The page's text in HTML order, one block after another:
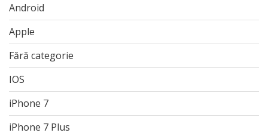
Android
Apple
Fără categorie
IOS
iPhone 7
iPhone 7 Plus